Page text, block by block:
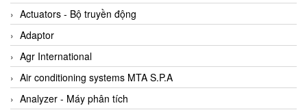
ABB Vietnam
AC Infinity Vietnam
AC&E Telecommunications
AC&T Vietnam
Accepta Vietnam
Actuators - Bộ truyền động
Adaptor
Agr International
Air conditioning systems MTA S.P.A
Analyzer - Máy phân tích